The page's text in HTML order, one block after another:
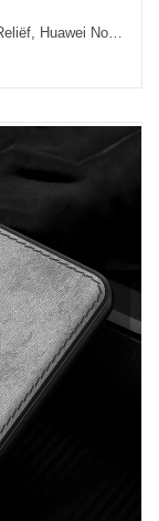
Huawei Nova 3 Hoesje Hoes Mobiele Telefoon Reliëf, Huawei Nova 3 Hoesje Mini Mode